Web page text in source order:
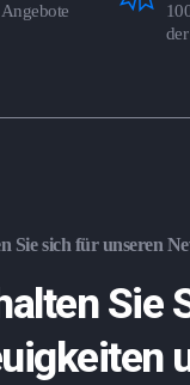
Sie sich für unseren
Sie